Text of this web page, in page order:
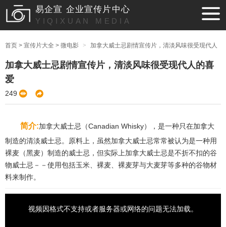
易企宣 企业宣传片中心
YIQIXUAN MEDIA
首页 > 宣传片大全 > 微电影 > 加拿大威士忌剧情宣传片，清淡风味很受现代人
的喜爱
加拿大威士忌剧情宣传片，清淡风味很受现代人的喜
爱
249
简介:加拿大威士忌（Canadian Whisky），是一种只在加拿大
制造的清淡威士忌。原料上，虽然加拿大威士忌常常被认为是一种用
裸麦（黑麦）制造的威士忌，但实际上加拿大威士忌是不折不扣的谷
物威士忌－－使用包括玉米、裸麦、裸麦芽与大麦芽等多种的谷物材
料来制作。
视频因格式不支持或者服务器或网络的问题无法加载。